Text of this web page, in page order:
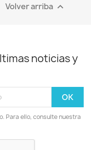
Volver arriba 
noticias y
Para ello, consulte nuestra